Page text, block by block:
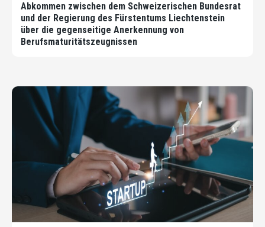
Abkommen zwischen dem Schweizerischen Bundesrat
und der Regierung des Fürstentums Liechtenstein
über die gegenseitige Anerkennung von
Berufsmaturitätszeugnissen